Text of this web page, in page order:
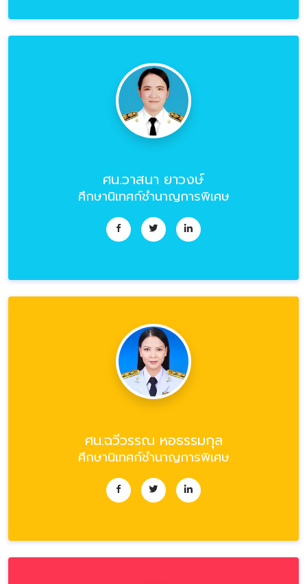
ศน.วาสนา ยาวงษ์
ศึกษานิเทศก์ชำนาญการพิเศษ
ศน.ฉวีวรรณ หอธรรมกุล
ศึกษานิเทศก์ชำนาญการพิเศษ